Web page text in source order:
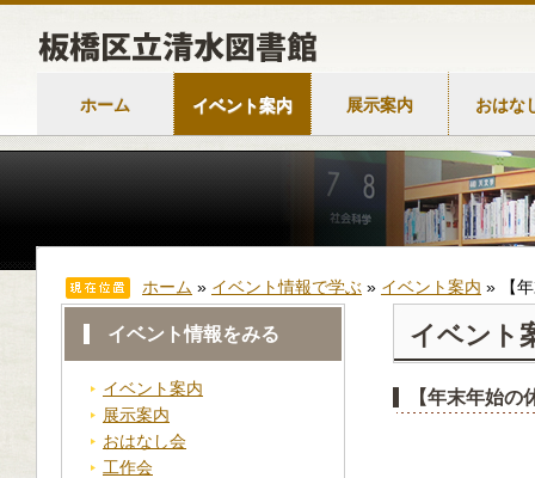
ホーム イベント案内 展示案内 おはな
ホーム » イベント情報で学ぶ » イベント案内 » 【
イベント情報をみる
イベント案内
展示案内
おはなし会
工作会
イベント
【年末年始の